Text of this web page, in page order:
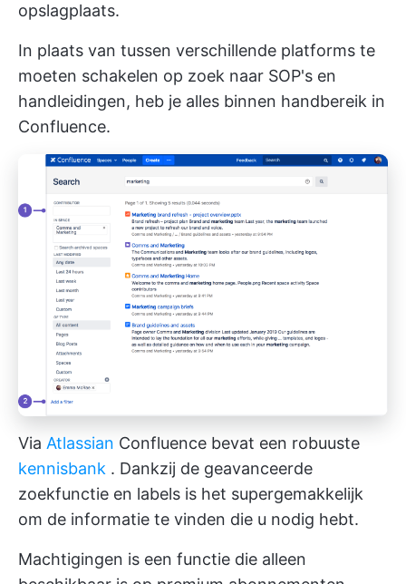
opslagplaats.
In plaats van tussen verschillende platforms te
moeten schakelen op zoek naar SOP's en
handleidingen, heb je alles binnen handbereik in
Confluence.
Via Atlassian Confluence bevat een robuuste
kennisbank . Dankzij de geavanceerde
zoekfunctie en labels is het supergemakkelijk
om de informatie te vinden die u nodig hebt.
Machtigingen is een functie die alleen